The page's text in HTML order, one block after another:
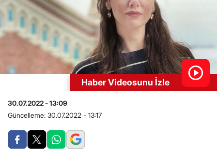
Haber Videosunu İzle
30.07.2022 - 13:09
Güncelleme: 30.07.2022 - 13:17